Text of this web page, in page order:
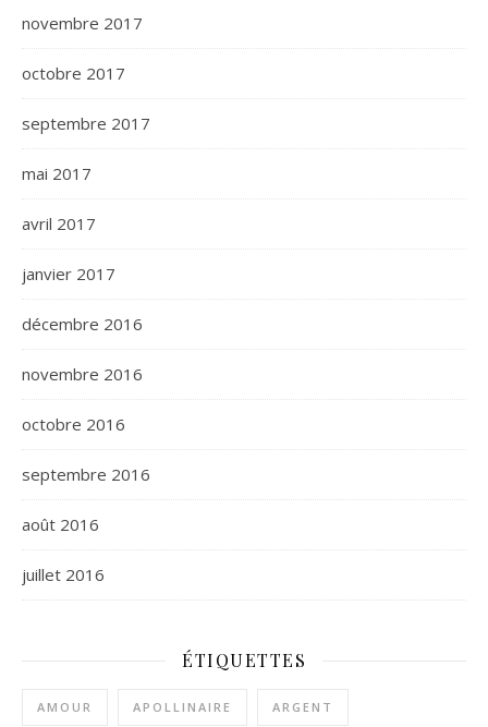
novembre 2017
octobre 2017
septembre 2017
mai 2017
avril 2017
janvier 2017
décembre 2016
novembre 2016
octobre 2016
septembre 2016
août 2016
juillet 2016
ÉTIQUETTES
AMOUR APOLLINAIRE ARGENT